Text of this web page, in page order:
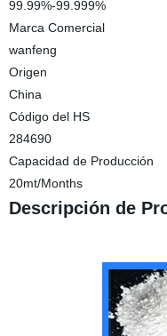
99.99%-99.999%
Marca Comercial
wanfeng
Origen
China
Código del HS
284690
Capacidad de Producción
20mt/Months
Descripción de